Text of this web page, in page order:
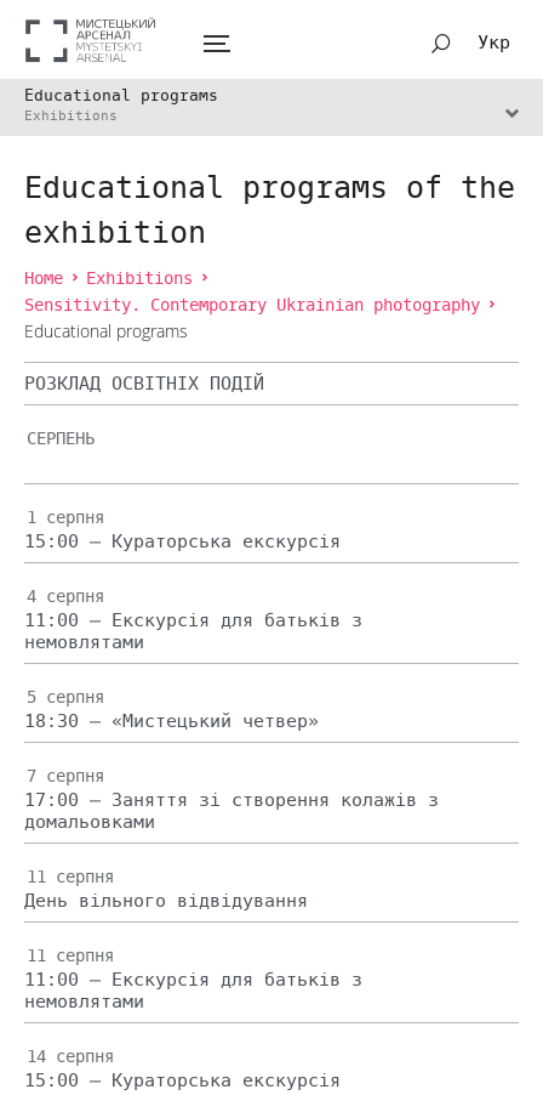
Укр
Educational programs
Exhibitions
Educational programs of the
exhibition
Home
Exhibitions
Sensitivity. Contemporary Ukrainian photography
Educational programs
РОЗКЛАД ОСВІТНІХ ПОДІЙ
СЕРПЕНЬ
1 серпня
15:00 — Кураторська екскурсія
4 серпня
11:00 — Екскурсія для батьків з
немовлятами
5 серпня
18:30 — «Мистецький четвер»
7 серпня
17:00 — Заняття зі створення колажів з
домальовками
11 серпня
День вільного відвідування
11 серпня
11:00 — Екскурсія для батьків з
немовлятами
14 серпня
15:00 — Кураторська екскурсія